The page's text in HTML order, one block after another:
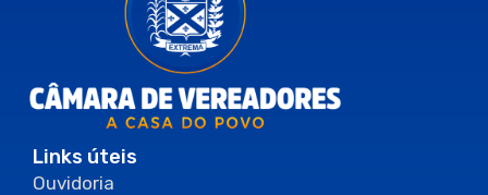
Links úteis
Ouvidoria